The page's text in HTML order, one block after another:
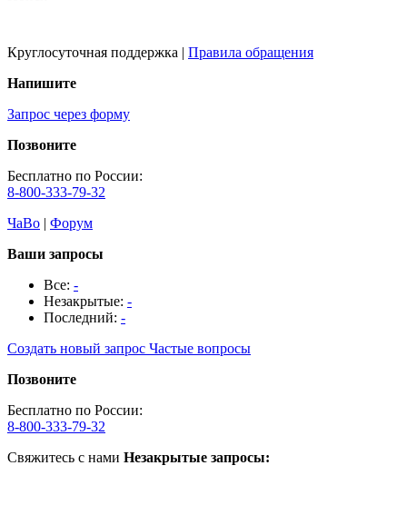
Круглосуточная поддержка | Правила обращения
Напишите
Запрос через форму
Позвоните
Бесплатно по России:
8-800-333-79-32
ЧаВо | Форум
Ваши запросы
Все: -
Незакрытые: -
Последний: -
Создать новый запрос Частые вопросы
Позвоните
Бесплатно по России:
8-800-333-79-32
Свяжитесь с нами Незакрытые запросы: